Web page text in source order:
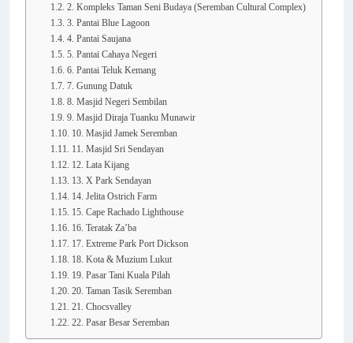
2. Kompleks Taman Seni Budaya (Seremban Cultural Complex)
3. Pantai Blue Lagoon
4. Pantai Saujana
5. Pantai Cahaya Negeri
6. Pantai Teluk Kemang
7. Gunung Datuk
8. Masjid Negeri Sembilan
9. Masjid Diraja Tuanku Munawir
10. Masjid Jamek Seremban
11. Masjid Sri Sendayan
12. Lata Kijang
13. X Park Sendayan
14. Jelita Ostrich Farm
15. Cape Rachado Lighthouse
16. Teratak Za’ba
17. Extreme Park Port Dickson
18. Kota & Muzium Lukut
19. Pasar Tani Kuala Pilah
20. Taman Tasik Seremban
21. Chocsvalley
22. Pasar Besar Seremban